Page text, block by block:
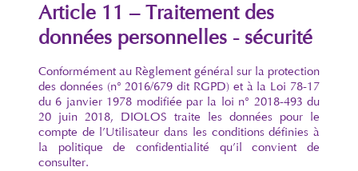
Article 11 – Traitement des
données personnelles - sécurité
Conformément au Règlement général sur la protection
des données (n° 2016/679 dit RGPD) et à la Loi 78-17
du 6 janvier 1978 modifiée par la loi n° 2018-493 du
20 juin 2018, DIOLOS traite les données pour le
compte de l’Utilisateur dans les conditions définies à
la politique de confidentialité qu’il convient de
consulter.